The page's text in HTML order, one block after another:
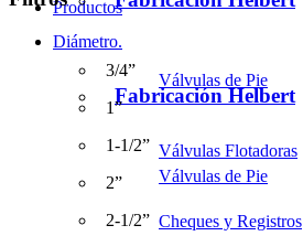
Productos
Fabricación Helbert
Válvulas de Pie
Válvulas de Pie
Válvulas Flotadoras
Cheques y Registros
Diámetro.
3/4”
1”
1-1/2”
2”
2-1/2”